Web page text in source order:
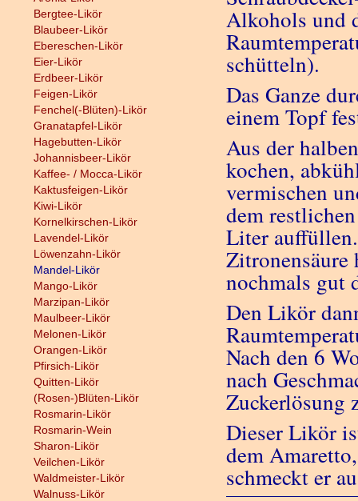
Bergtee-Likör
Blaubeer-Likör
Ebereschen-Likör
Eier-Likör
Erdbeer-Likör
Feigen-Likör
Fenchel(-Blüten)-Likör
Granatapfel-Likör
Hagebutten-Likör
Johannisbeer-Likör
Kaffee- / Mocca-Likör
Kaktusfeigen-Likör
Kiwi-Likör
Kornelkirschen-Likör
Lavendel-Likör
Löwenzahn-Likör
Mandel-Likör
Mango-Likör
Marzipan-Likör
Maulbeer-Likör
Melonen-Likör
Orangen-Likör
Pfirsich-Likör
Quitten-Likör
(Rosen-)Blüten-Likör
Rosmarin-Likör
Rosmarin-Wein
Sharon-Likör
Veilchen-Likör
Waldmeister-Likör
Walnuss-Likör
Alkohols und
schütteln).
Das Ganze
einem Topf
Aus der
kochen,
vermischen
dem
Liter
Zitronensäure
nochmals gut
Den Likör
Nach den 6
nach
Zuckerlösung
Dieser Likör
dem
schmeckt er